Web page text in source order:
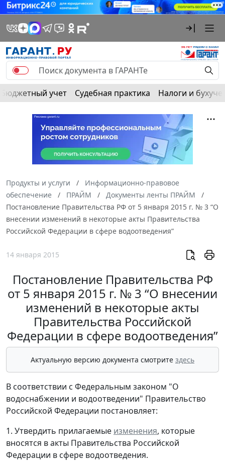
Бюджетный учет Судебная практика Налоги и
Продукты и услуги
Информационно-правовое
обеспечение
ПРАЙМ
Документы ленты ПРАЙМ
Постановление Правительства РФ от 5 января 2015 г. № 3 “О
внесении изменений в некоторые акты Правительства
Российской Федерации в сфере водоотведения”
14 января 2015
Постановление Правительства РФ
от 5 января 2015 г. № 3 “О внесении
изменений в некоторые акты
Правительства Российской
Федерации в сфере водоотведения”
Актуальную версию документа смотрите здесь
В соответствии с Федеральным законом "О
водоснабжении и водоотведении" Правительство
Российской Федерации постановляет:
1. Утвердить прилагаемые изменения, которые
вносятся в акты Правительства Российской
Федерации в сфере водоотведения.